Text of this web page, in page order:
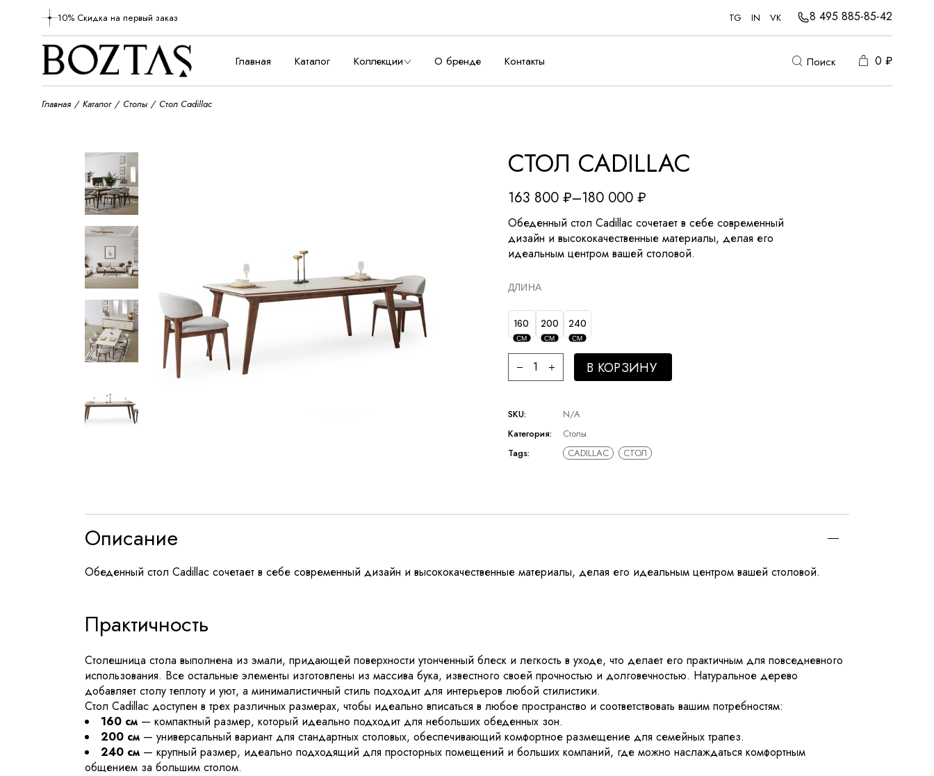
10% Скидка на первый заказ TG IN VK 8 495 885-85-42
Главная Каталог Коллекции О бренде Контакты Поиск 0 ₽
Главная Каталог Столы Стол Cadillac
СТОЛ CADILLAC
163 800 ₽–180 000 ₽
Обеденный стол Cadillac сочетает в себе современный
дизайн и высококачественные материалы, делая его
идеальным центром вашей столовой.
ДЛИНА
160
СМ
200
СМ
240
СМ
В КОРЗИНУ
SKU:
N/A
Категория:
Столы
Tags:
CADILLAC СТОЛ
Описание
Обеденный стол Cadillac сочетает в себе современный дизайн и высококачественные материалы, делая его идеальным центром вашей столовой.
Практичность
Столешница стола выполнена из эмали, придающей поверхности утонченный блеск и легкость в уходе, что делает его практичным для повседневного
использования. Все остальные элементы изготовлены из массива бука, известного своей прочностью и долговечностью. Натуральное дерево
добавляет столу теплоту и уют, а минималистичный стиль подходит для интерьеров любой стилистики.
Стол Cadillac доступен в трех различных размерах, чтобы идеально вписаться в любое пространство и соответствовать вашим потребностям:
160 см — компактный размер, который идеально подходит для небольших обеденных зон.
200 см — универсальный вариант для стандартных столовых, обеспечивающий комфортное размещение для семейных трапез.
240 см — крупный размер, идеально подходящий для просторных помещений и больших компаний, где можно наслаждаться комфортным
общением за большим столом.